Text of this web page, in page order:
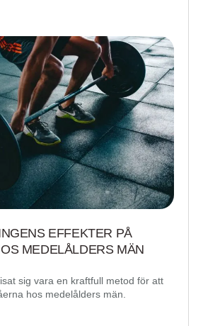
EFFEKTER PÅ
MEDELÅLDERS MÄN
sig vara en kraftfull metod för att
hos medelålders män.